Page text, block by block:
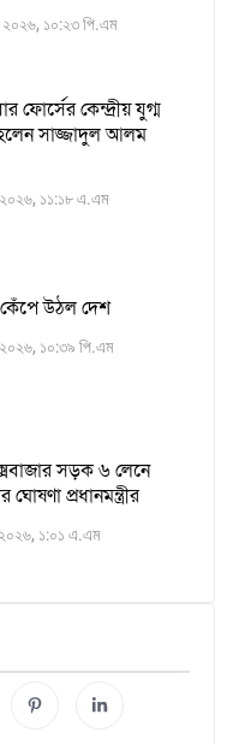
২০২৬, ১০:২৩ পি.এম
ফোর্সের কেন্দ্রীয় যুগ্ম
সাজ্জাদুল আলম
১১:১৮ এ.এম
উঠল দেশ
১০:৩৯ পি.এম
সড়ক ৬ লেনে
ঘোষণা প্রধানমন্ত্রীর
১:০১ এ.এম